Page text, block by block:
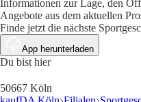
Informationen zur Lage, den
Angebote aus dem aktuellen
Finde jetzt die nächste
App herunterladen
Du bist hier
50667 Köln